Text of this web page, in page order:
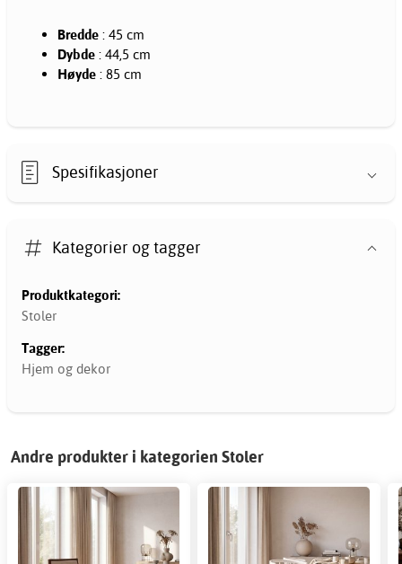
Bredde : 45 cm
Dybde : 44,5 cm
Høyde : 85 cm
Spesifikasjoner
Kategorier og tagger
Produktkategori:
Stoler
Tagger:
Hjem og dekor
Andre produkter i kategorien Stoler